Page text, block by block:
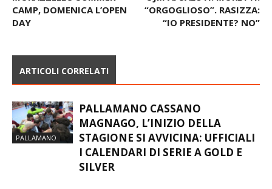
CAMP, DOMENICA L’OPEN
DAY
“ORGOGLIOSO”. RASIZZA:
“IO PRESIDENTE? NO”
ARTICOLI CORRELATI
PALLAMANO
PALLAMANO CASSANO
MAGNAGO, L’INIZIO DELLA
STAGIONE SI AVVICINA: UFFICIALI
I CALENDARI DI SERIE A GOLD E
SILVER